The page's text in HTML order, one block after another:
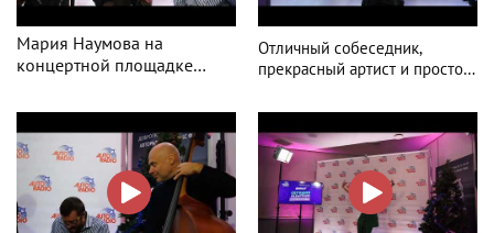
Мария Наумова на
концертной площадке
Отличный собеседник,
прекрасный артист и просто
Рива!